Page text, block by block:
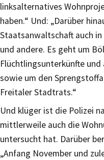
linksalternatives
haben.“ Und: „Darüber
Staatsanwaltschaft auch
und andere. Es geht um
Flüchtlingsunterkünfte
sowie um den
Freitaler Stadtrats.“
Und klüger ist die Polizei
mittlerweile auch die
untersucht hat. Darüber
„Anfang November und